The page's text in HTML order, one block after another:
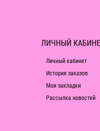
ЛИЧНЫЙ
Личный кабинет
История заказов
Мои закладки
Рассылка новостей